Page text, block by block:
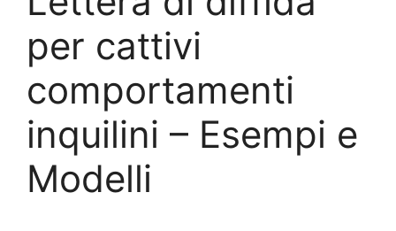
per cattivi
comportamenti
inquilini – Esempi e
Modelli